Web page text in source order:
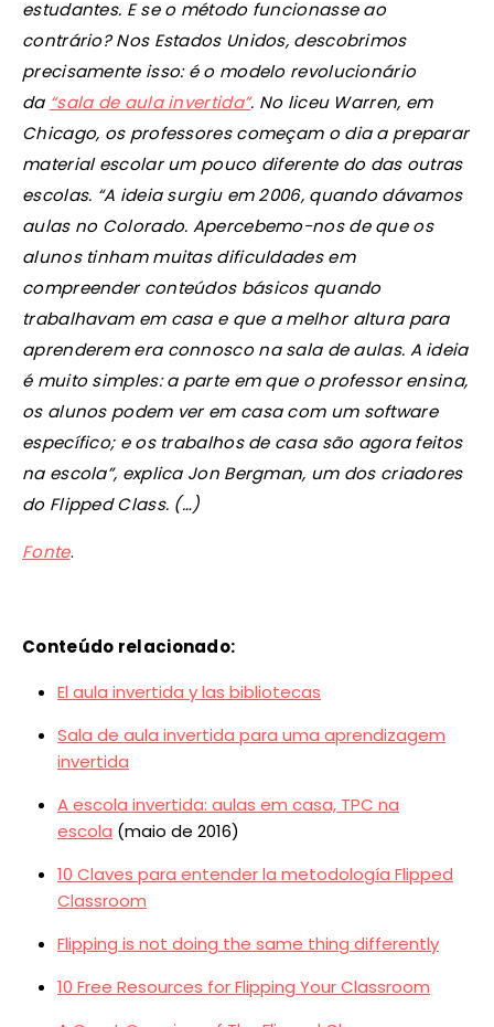
estudantes. E se o método funcionasse ao
contrário? Nos Estados Unidos, descobrimos
precisamente isso: é o modelo revolucionário
da “sala de aula invertida”. No liceu Warren, em
Chicago, os professores começam o dia a preparar
material escolar um pouco diferente do das outras
escolas. “A ideia surgiu em 2006, quando dávamos
aulas no Colorado. Apercebemo-nos de que os
alunos tinham muitas dificuldades em
compreender conteúdos básicos quando
trabalhavam em casa e que a melhor altura para
aprenderem era connosco na sala de aulas. A ideia
é muito simples: a parte em que o professor ensina,
os alunos podem ver em casa com um software
específico; e os trabalhos de casa são agora feitos
na escola”, explica Jon Bergman, um dos criadores
do Flipped Class. (…)
Fonte.
Conteúdo relacionado:
El aula invertida y las bibliotecas
Sala de aula invertida para uma aprendizagem
invertida
A escola invertida: aulas em casa, TPC na
escola (maio de 2016)
10 Claves para entender la metodología Flipped
Classroom
Flipping is not doing the same thing differently
10 Free Resources for Flipping Your Classroom